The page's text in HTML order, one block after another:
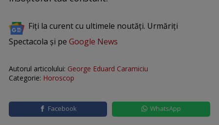
Fiți la curent cu ultimele noutăți. Urmăriți
Spectacola și pe Google News
Autorul articolului: George Eduard Caramiciu
Categorie: Horoscop
Facebook WhatsApp